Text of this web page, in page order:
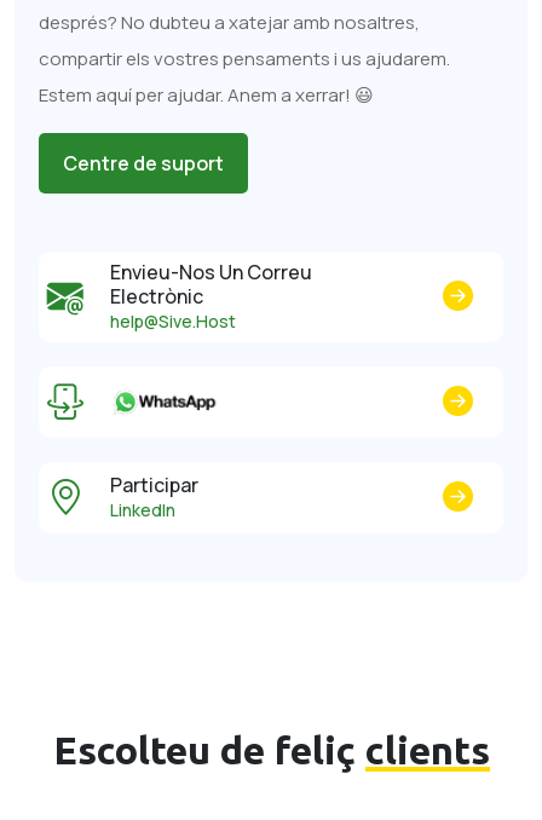
després? No dubteu a xatejar amb nosaltres,
compartir els vostres pensaments i us ajudarem.
Estem aquí per ajudar. Anem a xerrar! 😃
Centre de suport
Envieu-Nos Un Correu
Electrònic
help@Sive.Host
Participar
LinkedIn
Escolteu de feliç clients